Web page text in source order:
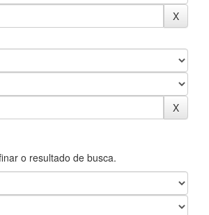
o resultado de busca.